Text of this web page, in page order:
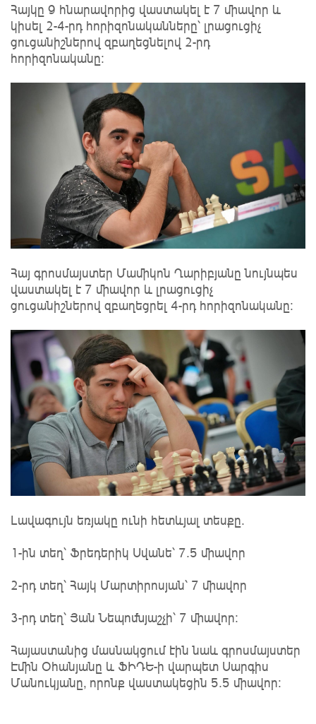
Հայկը 9 հնարավորից վաստակել է 7 միավոր և
կիսել 2-4-րդ հորիզոնականները՝ լրացուցիչ
ցուցանիշներով զբաղեցնելով 2-րդ
հորիզոնականը։
Հայ գրոսմայստեր Մամիկոն Ղարիբյանը նույնպես
վաստակել է 7 միավոր և լրացուցիչ
ցուցանիշներով զբաղեցրել 4-րդ հորիզոնականը։
Լավագույն եռյակը ունի հետևյալ տեսքը.
1-ին տեղ՝ Ֆրեդերիկ Սվանե՝ 7.5 միավոր
2-րդ տեղ՝ Հայկ Մարտիրոսյան՝ 7 միավոր
3-րդ տեղ՝ Յան Նեպոմնյաշչի՝ 7 միավոր:
Հայաստանից մասնակցում էին նաև գրոսմայստեր
Էմին Օհանյանը և ՖԻԴԵ-ի վարպետ Սարգիս
Մանուկյանը, որոնք վաստակեցին 5.5 միավոր։